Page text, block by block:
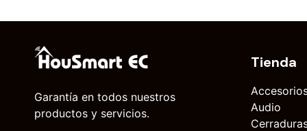
Garantía en todos nuestros
productos y servicios.
Tienda
Audio